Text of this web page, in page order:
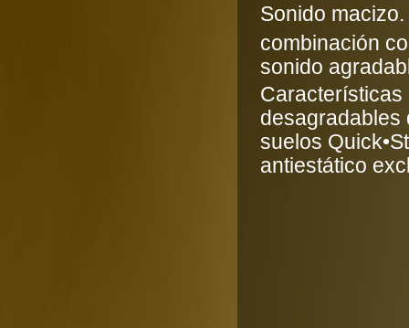
Sonido
combinación
sonido
Características
desagradables
suelos
antiestático